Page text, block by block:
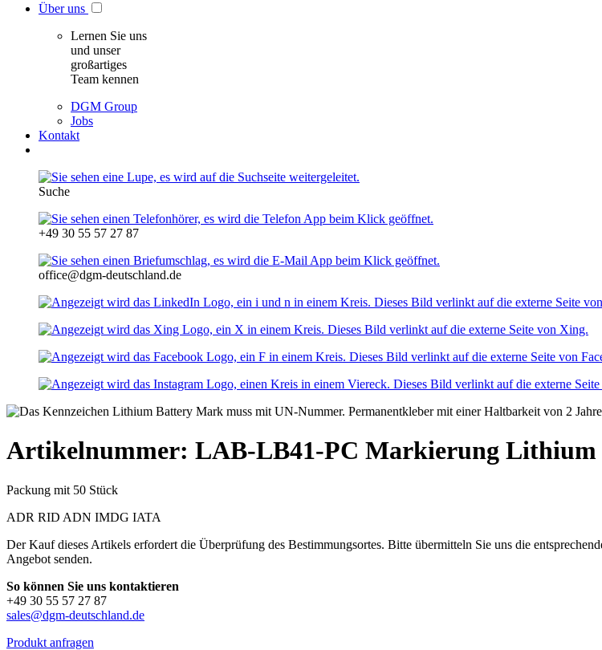
Über uns
Lernen Sie uns
und unser
großartiges
Team kennen
DGM Group
Jobs
Kontakt
Suche
+49 30 55 57 27 87
office@dgm-deutschland.de
Artikelnummer: LAB-LB41-PC Markierung Lithium
Packung mit 50 Stück
ADR RID ADN IMDG IATA
Der Kauf dieses Artikels erfordert die Überprüfung des Bestimmungsortes. Bitte übermitteln Sie uns die
Angebot senden.
So können Sie uns kontaktieren
+49 30 55 57 27 87
sales@dgm-deutschland.de
Produkt anfragen